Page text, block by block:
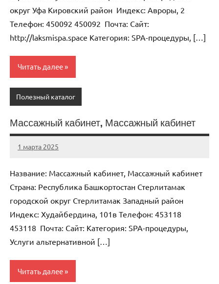
округ Уфа Кировский район Индекс: Авроры, 2
Телефон: 450092 450092 Почта: Cайт:
http://laksmispa.space Категория: SPA-процедуры, […]
Читать далее
Полезный каталог
Массажный кабинет, Массажный кабинет
1 марта 2025
Anisa
Нет
Название: Массажный кабинет, Массажный кабинет
Страна: Республика Башкортостан Стерлитамак
городской округ Стерлитамак Западный район
Индекс: Худайбердина, 101в Телефон: 453118
453118 Почта: Cайт: Категория: SPA-процедуры,
Услуги альтернативной […]
Читать далее